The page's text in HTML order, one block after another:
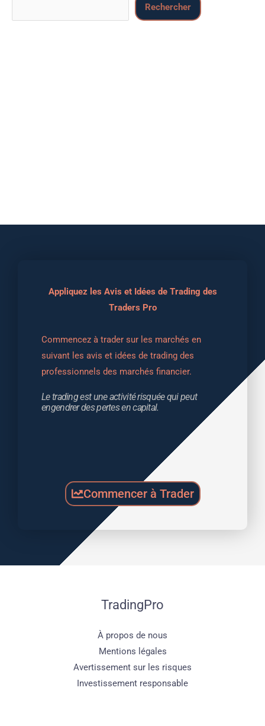
Rechercher
Appliquez les Avis et Idées de Trading des
Traders Pro
Commencez à trader sur les marchés en
suivant les avis et idées de trading des
professionnels des marchés financier.
Le trading est une activité risquée qui peut
engendrer des pertes en capital.
Commencer à Trader
TradingPro
À propos de nous
Mentions légales
Avertissement sur les risques
Investissement responsable